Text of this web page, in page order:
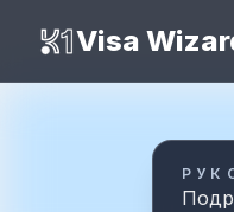
K1 Visa Wizard
Visa